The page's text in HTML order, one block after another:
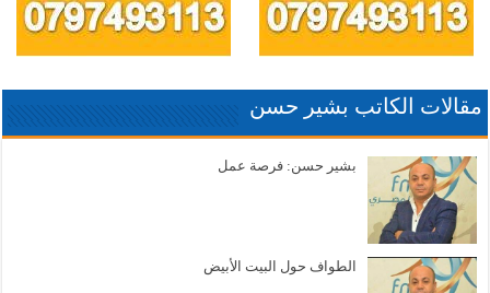
مقالات الكاتب بشير حسن
بشير حسن: فرصة عمل
الطواف حول البيت الأبيض